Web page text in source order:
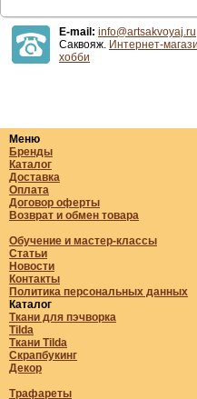
E-mail: info@artsakvoyaj.ru
Саквояж. Интернет-
хобби
Меню
Бренды
Каталог
Доставка
Оплата
Договор оферты
Возврат и обмен товара
Обучение и мастер-классы
Статьи
Новости
Контакты
Политика персональных данных
Каталог
Ткани для пэчворка
Tilda
Ткани Tilda
Скрапбукинг
Декор
Трафареты